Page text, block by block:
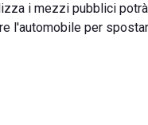
i mezzi pubblici
l'automobile per